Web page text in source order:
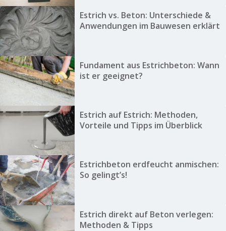
Estrich vs. Beton: Unterschiede &
Anwendungen im Bauwesen erklärt
Fundament aus Estrichbeton: Wann
ist er geeignet?
Estrich auf Estrich: Methoden,
Vorteile und Tipps im Überblick
Estrichbeton erdfeucht anmischen:
So gelingt’s!
Estrich direkt auf Beton verlegen:
Methoden & Tipps